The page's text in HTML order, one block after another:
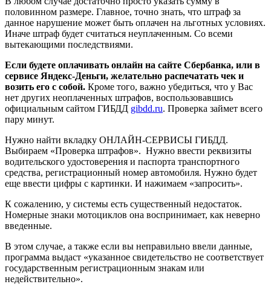
половинном размере. Главное, точно знать, что штраф за
данное нарушение может быть оплачен на льготных условиях.
Иначе штраф будет считаться неуплаченным. Со всеми
вытекающими последствиями.
Если будете оплачивать онлайн на сайте Сбербанка, или в
сервисе Яндекс-Деньги, желательно распечатать чек и
возить его с собой. Кроме того, важно убедиться, что у Вас
нет других неоплаченных штрафов, воспользовавшись
официальным сайтом ГИБДД gibdd.ru. Проверка займет всего
пару минут.
Нужно найти вкладку ОНЛАЙН-СЕРВИСЫ ГИБДД.
Выбираем «Проверка штрафов». Нужно ввести реквизиты
водительского удостоверения и паспорта транспортного
средства, регистрационный номер автомобиля. Нужно будет
еще ввести цифры с картинки. И нажимаем «запросить».
К сожалению, у системы есть существенный недостаток.
Номерные знаки мотоциклов она воспринимает, как неверно
введенные.
В этом случае, а также если вы неправильно ввели данные,
программа выдаст «указанное свидетельство не соответствует
государственным регистрационным знакам или
недействительно».